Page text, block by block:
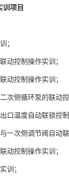
训项目
；
动控制操作实训；
动控制操作实训；
次侧循环泵的联动控
口温度自动联锁控制
一次侧调节阀自动联
动控制操作实训；
训；